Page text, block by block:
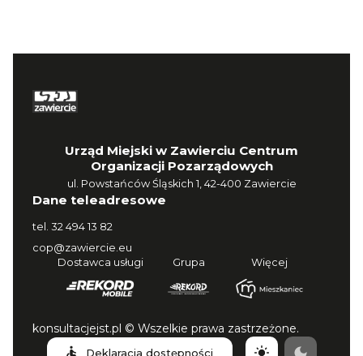
Urząd Miejski w Zawierciu Centrum
Organizacji Pozarządowych
ul. Powstańców Śląskich 1, 42-400 Zawiercie
Dane teleadresowe
tel. 32 494 13 82
cop@zawiercie.eu
Dostawca usługi
Grupa Więcej
konsultacjejst.pl © Wszelkie prawa zastrzeżone.
Deklaracja dostępności